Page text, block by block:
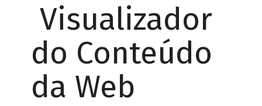
Visualizador
do Conteúdo
da Web